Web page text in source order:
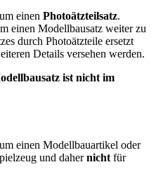
einen Photoätzteilsatz.
einen Modellbausatz weiter zu
durch Photoätzteile ersetzt
Details versehen werden.
ist nicht im
einen Modellbauartikel oder
und dahernicht für